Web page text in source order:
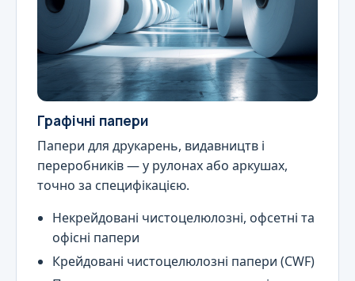
Графічні папери
Папери для друкарень, видавництв і
переробників — у рулонах або аркушах,
точно за специфікацією.
Некрейдовані чистоцелюлозні, офсетні та
офісні папери
Крейдовані чистоцелюлозні папери (CWF)